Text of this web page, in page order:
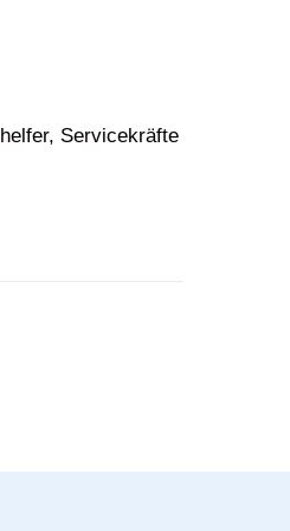
Servicekräfte